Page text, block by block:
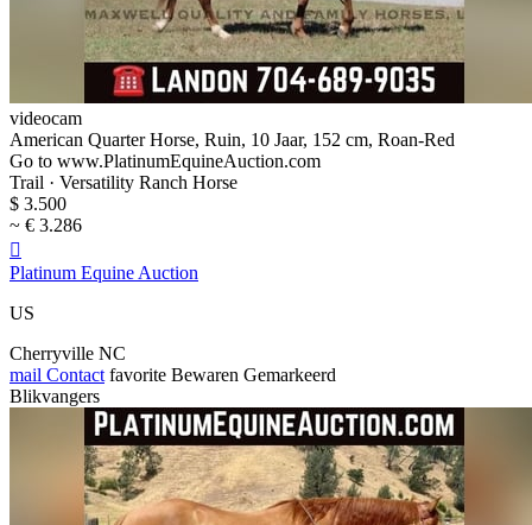
videocam
American Quarter Horse, Ruin, 10 Jaar, 152 cm, Roan-Red
Go to www.PlatinumEquineAuction.com
Trail · Versatility Ranch Horse
$ 3.500
~ € 3.286

Platinum Equine Auction
US
Cherryville NC
mail Contact favorite Bewaren Gemarkeerd
Blikvangers